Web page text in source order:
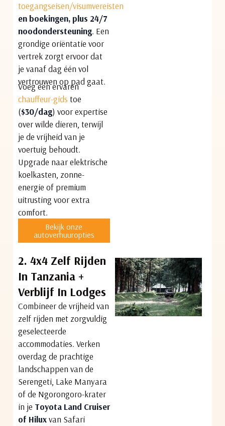
toegangseisen/visumvereisten
en boekingen, plus 24/7
noodondersteuning. Een
grondige oriëntatie voor
vertrek zorgt ervoor dat
je vanaf dag één vol
vertrouwen op pad gaat.
Voeg een ervaren
chauffeur-gids toe
($30/dag) voor expertise
over wilde dieren, terwijl
je de vrijheid van je
voertuig behoudt.
Upgrade naar elektrische
koelkasten, zonne-
energie of premium
uitrusting voor extra
comfort.
Bekijk onze
autoverhuuropties
2. 4x4 Zelf Rijden
In Tanzania +
Verblijf In Lodges
Combineer de vrijheid van
zelf rijden met zorgvuldig
geselecteerde
accommodaties. Verken
overdag de prachtige
landschappen van de
Serengeti, Lake Manyara
of de Ngorongoro-krater
in je Toyota Land Cruiser
of Hiluxvan Safari